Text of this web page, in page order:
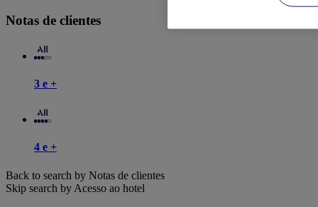
Notas de clientes
3 e +
4 e +
Back to search by Notas de clientes
Skip search by Acesso ao hotel